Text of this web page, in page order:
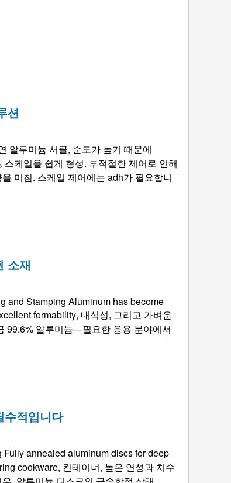
션
알루미늄 서클, 순도가 높기 때문에
케일을 쉽게 형성. 부적절한 제어로 인해
미침. 스케일 제어에는 adh가 필요합니
소재
and Stamping Aluminum has become
formability, 내식성, 그리고 가벼운
99.6% 알루미늄—필요한 응용 분야에서
적입니다
annealed aluminum discs for deep
cookware, 컨테이너, 높은 연성과 치수